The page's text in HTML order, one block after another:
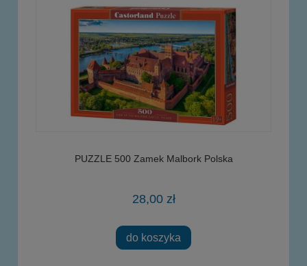
PUZZLE 500 Zamek Malbork Polska
28,00 zł
do koszyka